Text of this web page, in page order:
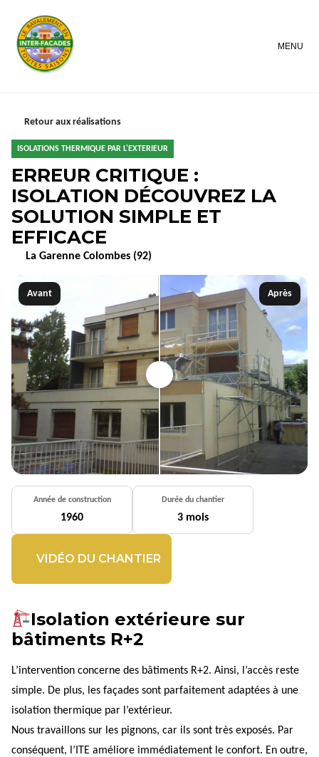
MENU
Retour aux réalisations
ISOLATIONS THERMIQUE PAR L'EXTERIEUR
ERREUR CRITIQUE :
ISOLATION DÉCOUVREZ LA
SOLUTION SIMPLE ET
EFFICACE
La Garenne Colombes (92)
Avant Après
Année de construction
1960
Durée du chantier
3 mois
VIDÉO DU CHANTIER
Isolation extérieure sur
bâtiments R+2
L’intervention concerne des bâtiments R+2. Ainsi, l’accès reste
simple. De plus, les façades sont parfaitement adaptées à une
isolation thermique par l’extérieur.
Nous travaillons sur les pignons, car ils sont très exposés. Par
conséquent, l’ITE améliore immédiatement le confort. En outre,